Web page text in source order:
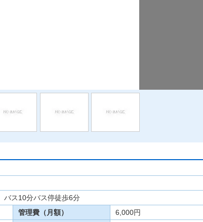
バス10分バス停徒歩6分
管理費（月額）
6,000円